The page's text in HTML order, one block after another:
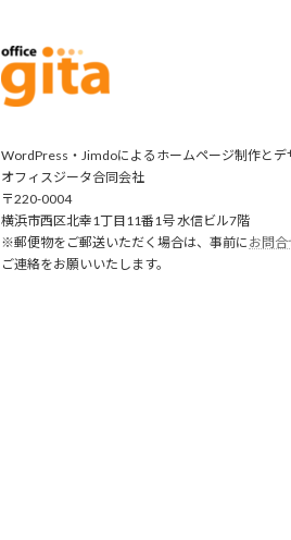
WordPress・Jimdoによるホームページ制作とデ
オフィスジータ合同会社
〒220-0004
横浜市西区北幸1丁目11番1号 水信ビル7階
※郵便物をご郵送いただく場合は、事前に お問
ご連絡をお願いいたします。